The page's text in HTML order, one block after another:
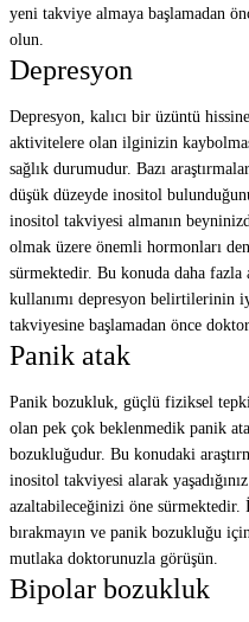
yeni takviye almaya başlamadan
olun.
Depresyon
Depresyon, kalıcı bir üzüntü
aktivitelere olan ilginizin
sağlık durumudur. Bazı
düşük düzeyde inositol
inositol takviyesi almanın
olmak üzere önemli hormonları
sürmektedir. Bu konuda daha
kullanımı depresyon belirtilerinin
takviyesine başlamadan önce
Panik atak
Panik bozukluk, güçlü fiziksel
olan pek çok beklenmedik panik
bozukluğudur. Bu konudaki
inositol takviyesi alarak
azaltabileceğinizi öne sürmektedir.
bırakmayın ve panik bozukluğu
mutlaka doktorunuzla görüşün.
Bipolar bozukluk